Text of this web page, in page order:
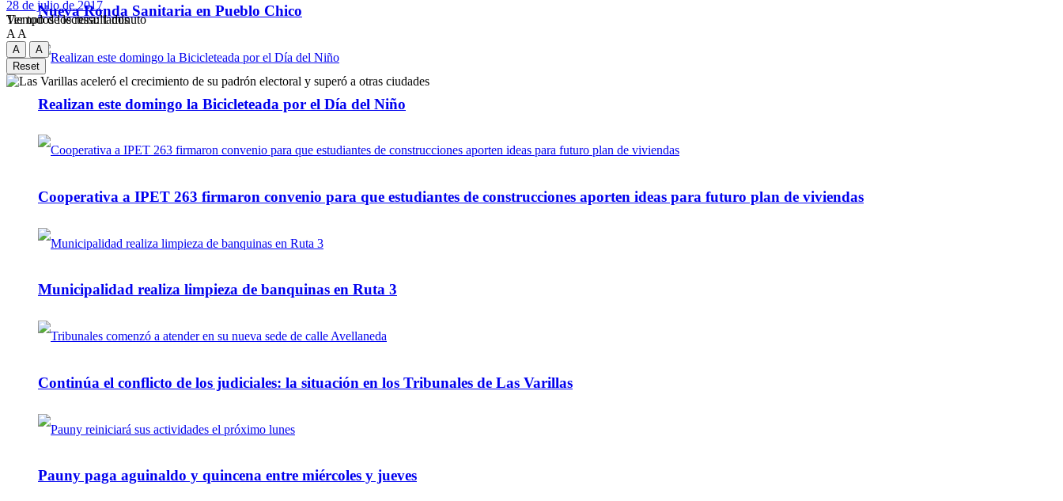
Nueva Ronda Sanitaria en Pueblo Chico
Realizan este domingo la Bicicleteada por el Día del Niño
Cooperativa a IPET 263 firmaron convenio para que estudiantes de construcciones aporten ideas para futuro plan de viviendas
Municipalidad realiza limpieza de banquinas en Ruta 3
Continúa el conflicto de los judiciales: la situación en los Tribunales de Las Varillas
Pauny paga aguinaldo y quincena entre miércoles y jueves
Ver todos los ressultados
28 de julio de 2017
Tiempo de lectura: 1 minuto
A A
A
A
Reset